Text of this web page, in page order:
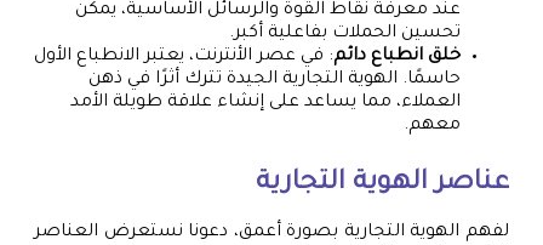
عند معرفة نقاط القوة والرسائل الأساسية، يمكن
تحسين الحملات بفاعلية أكبر.
خلق انطباع دائم: في عصر الأنترنت، يعتبر الانطباع الأول
حاسمًا. الهوية التجارية الجيدة تترك أثرًا في ذهن
العملاء، مما يساعد على إنشاء علاقة طويلة الأمد
معهم.
عناصر الهوية التجارية
لفهم الهوية التجارية بصورة أعمق، دعونا نستعرض العناصر